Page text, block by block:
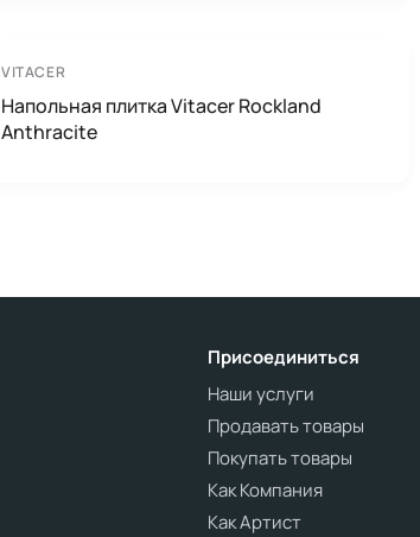
VITACER
Напольная плитка Vitacer Rockland
Anthracite
Присоединиться
Наши услуги
Продавать товары
Покупать товары
Как Компания
Как Артист